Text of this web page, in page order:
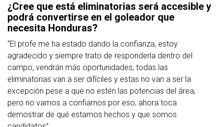
¿Cree que está eliminatorias será accesible y
podrá convertirse en el goleador que
necesita Honduras?
“El profe me ha estado dando la confianza, estoy
agradecido y siempre trato de responderla dentro del
campo, vendrán más oportunidades, todas las
eliminatorias van a ser difíciles y estas no van a ser la
excepción pese a que no estén las potencias del área,
pero no vamos a confiarnos por eso, ahora toca
demostrar de qué estamos hechos y que somos